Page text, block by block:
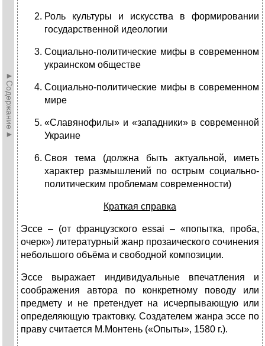
►Содержание►
Роль культуры и искусства в формировании
государственной идеологии
Социально-политические мифы в современном
украинском обществе
Социально-политические мифы в современном
мире
«Славянофилы» и «западники» в современной
Украине
Своя тема (должна быть актуальной, иметь
характер размышлений по острым социально-
политическим проблемам современности)
Краткая справка
Эссе – (от французского essai – «попытка, проба,
очерк») литературный жанр прозаического сочинения
небольшого объёма и свободной композиции.
Эссе выражает индивидуальные впечатления и
соображения автора по конкретному поводу или
предмету и не претендует на исчерпывающую или
определяющую трактовку. Создателем жанра эссе по
праву считается М.Монтень («Опыты», 1580 г.).